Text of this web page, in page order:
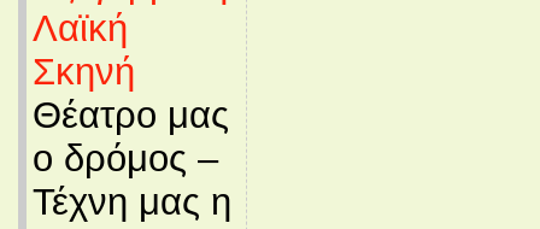
Λαϊκή
Σκηνή
Θέατρο μας
ο δρόμος –
Τέχνη μας η